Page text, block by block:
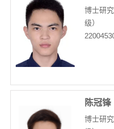
博士研
级）
陈冠锋
博士研